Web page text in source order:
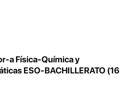
a Física-Química y
ESO-BACHILLERATO (16